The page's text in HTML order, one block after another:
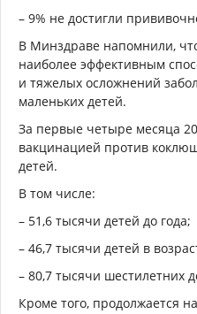
– 9% не достигли
В Минздраве напомнили,
наиболее эффективным
и тяжелых осложнений
маленьких детей.
За первые четыре месяца
вакцинацией против
детей.
В том числе:
– 51,6 тысячи детей до года;
– 46,7 тысячи детей в
– 80,7 тысячи шестилетних
Кроме того, продолжается